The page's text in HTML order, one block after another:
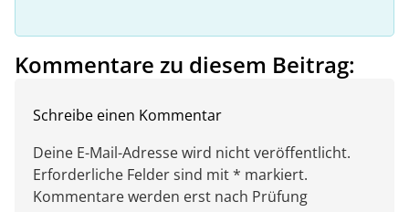
Kommentare zu diesem Beitrag:
Schreibe einen Kommentar
Deine E-Mail-Adresse wird nicht veröffentlicht.
Erforderliche Felder sind mit * markiert.
Kommentare werden erst nach Prüfung